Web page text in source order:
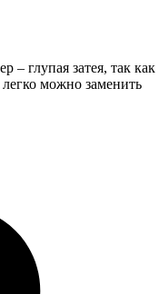
– глупая затея, так как
можно заменить